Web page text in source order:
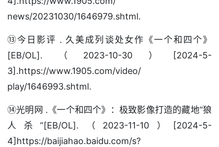
news/20231030/1646979.shtml.
⑬今日影评 . 久美成列谈处女作《一个和四个》
[EB/OL].（2023-10-30）[2024-5-
3].https://www.1905.com/video/
play/1646993.shtml.
⑭光明网 .《一个和四个》：极致影像打造的藏地“狼
人杀”[EB/OL].（2023-11-10）[2024-5-
4]https://baijiahao.baidu.com/s?